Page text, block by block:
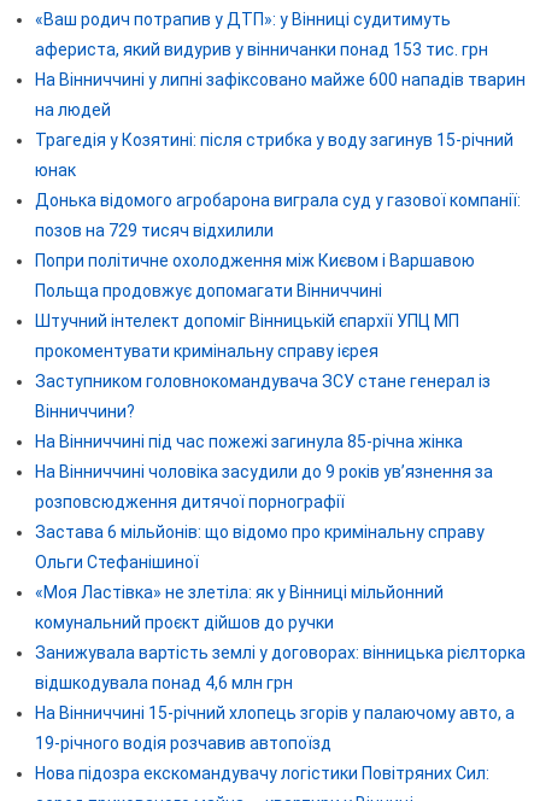
«Ваш родич потрапив у ДТП»: у Вінниці судитимуть
афериста, який видурив у вінничанки понад 153 тис. грн
На Вінниччині у липні зафіксовано майже 600 нападів тварин
на людей
Трагедія у Козятині: після стрибка у воду загинув 15-річний
юнак
Донька відомого агробарона виграла суд у газової компанії:
позов на 729 тисяч відхилили
Попри політичне охолодження між Києвом і Варшавою
Польща продовжує допомагати Вінниччині
Штучний інтелект допоміг Вінницькій єпархії УПЦ МП
прокоментувати кримінальну справу ієрея
Заступником головнокомандувача ЗСУ стане генерал із
Вінниччини?
На Вінниччині під час пожежі загинула 85-річна жінка
На Вінниччині чоловіка засудили до 9 років ув’язнення за
розповсюдження дитячої порнографії
Застава 6 мільйонів: що відомо про кримінальну справу
Ольги Стефанішиної
«Моя Ластівка» не злетіла: як у Вінниці мільйонний
комунальний проєкт дійшов до ручки
Занижувала вартість землі у договорах: вінницька рієлторка
відшкодувала понад 4,6 млн грн
На Вінниччині 15-річний хлопець згорів у палаючому авто, а
19-річного водія розчавив автопоїзд
Нова підозра екскомандувачу логістики Повітряних Сил: